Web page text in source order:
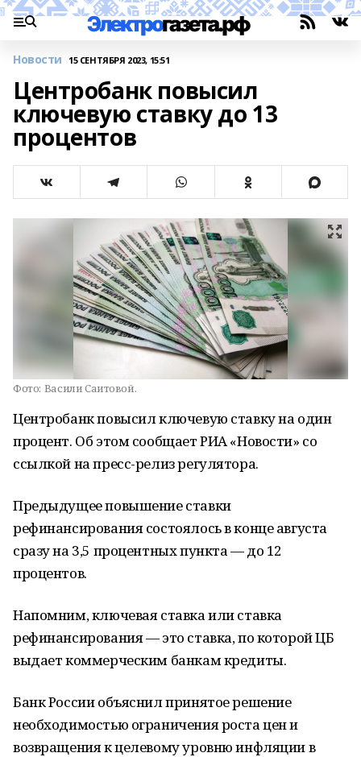
Новости 15 СЕНТЯБРЯ 2023, 15:51
Центробанк повысил
ключевую ставку до 13
процентов
Фото: Васили Саитовой.
Центробанк повысил ключевую ставку на один
процент. Об этом сообщает РИА «Новости» со
ссылкой на пресс-релиз регулятора.
Предыдущее повышение ставки
рефинансирования состоялось в конце августа
сразу на 3,5 процентных пункта — до 12
процентов.
Напомним, ключевая ставка или ставка
рефинансирования — это ставка, по которой ЦБ
выдает коммерческим банкам кредиты.
Банк России объяснил принятое решение
необходимостью ограничения роста цен и
возвращения к целевому уровню инфляции в